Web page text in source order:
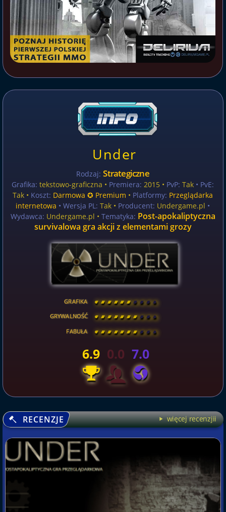
Under
Rodzaj: Strategiczne
Grafika: tekstowo-graficzna • Premiera: 2015 • PvP: Tak • PvE:
Tak • Koszt: Darmowa ✪ Premium • Platformy: Przeglądarka
internetowa • Wersja PL: Tak • Producent: Undergame.pl •
Wydawca: Undergame.pl • Tematyka: Post-apokaliptyczna
survivalowa gra akcji z elementami grozy
GRAFIKA [ \ \ \ \ \ \ \ \ ]
GRYWALNOŚĆ [ \ \ \ \ \ \ \ \ ]
FABUŁA [ \ \ \ \ \ \ \ \ ]
6.9 0.0 7.0
RECENZJE więcej recenzjii